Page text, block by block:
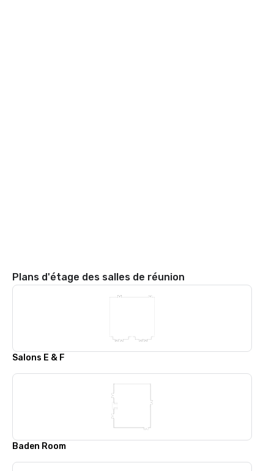
Plans d'étage des salles de réunion
Salons E & F
Baden Room